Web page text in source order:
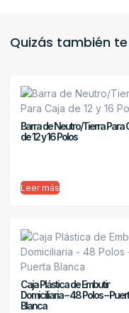
Quizás también
Barra de Neutro/Tierra Para
de 12 y 16 Polos
Leer más
Caja Plástica de Embutir
Domiciliaria – 48 Polos –
Blanca